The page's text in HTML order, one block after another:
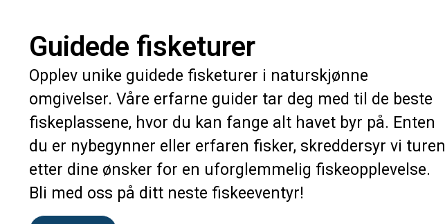
Guidede fisketurer
Opplev unike guidede fisketurer i naturskjønne
omgivelser. Våre erfarne guider tar deg med til de beste
fiskeplassene, hvor du kan fange alt havet byr på. Enten
du er nybegynner eller erfaren fisker, skreddersyr vi turen
etter dine ønsker for en uforglemmelig fiskeopplevelse.
Bli med oss på ditt neste fiskeeventyr!